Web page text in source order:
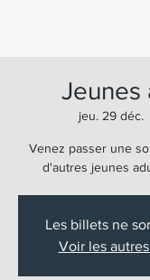
Jeunes
jeu. 29 déc.
Venez passer une
d'autres jeunes
Les billets ne
Voir les